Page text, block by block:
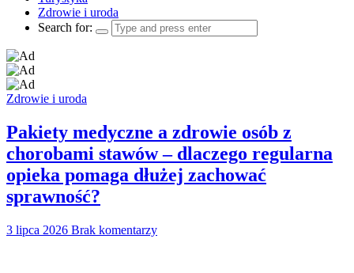
Zdrowie i uroda
Search for:
Zdrowie i uroda
Pakiety medyczne a zdrowie osób z
chorobami stawów – dlaczego regularna
opieka pomaga dłużej zachować
sprawność?
3 lipca 2026 Brak komentarzy